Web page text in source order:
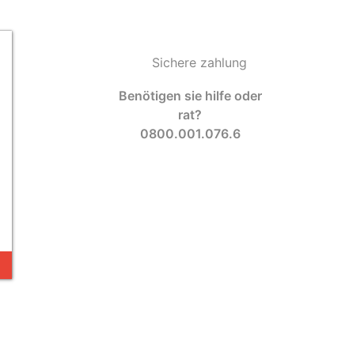
Sichere zahlung
Benötigen sie hilfe oder
rat?
0800.001.076.6